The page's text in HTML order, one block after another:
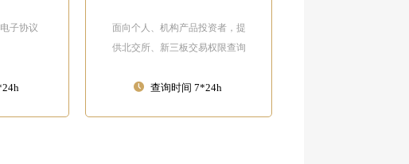
子协议
面向个人、机构产品投资者，提
供北交所、新三板交易权限查询
查询时间 7*24h